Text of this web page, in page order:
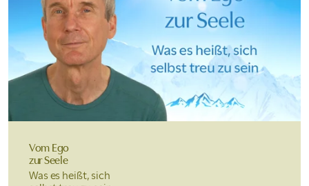
Vom Ego
zur Seele
Was es heißt, sich